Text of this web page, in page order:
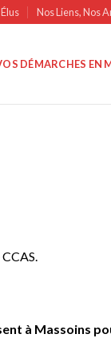
Nos Liens, Nos
DÉMARCHES EN
à Massoins